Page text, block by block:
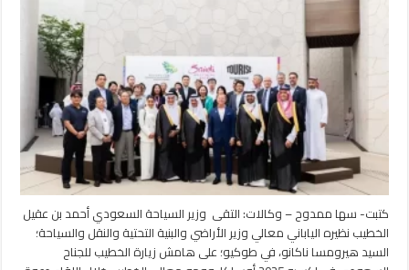
مع
اليابان
وتستعرض
ريادتها
السياحية
في
إكسبو
أوساكا
مغلقة
كتبت- سها ممدوح – وكالات: التقى وزير السياحة السعودي أحمد بن عقيل
الخطيب نظيره الياباني معالي وزير الأراضي والبنية التحتية والنقل والسياحة؛
السيد هيرومسا ناكانو، في طوكيو؛ على هامش زيارة الخطيب للجناح